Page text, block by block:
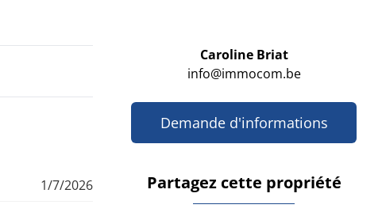
1/7/2026
Caroline Briat
info@immocom.be
Demande d'informations
Partagez cette propriété